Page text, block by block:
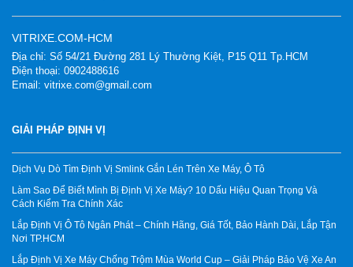
VITRIXE.COM-HCM
Địa chỉ: Số 54/21 Đường 281 Lý Thường Kiệt, P15 Q11 Tp.HCM
Điện thoại: 0902488616
Email: vitrixe.com@gmail.com
GIẢI PHÁP ĐỊNH VỊ
Dịch Vụ Dò Tìm Định Vị Smlink Gắn Lén Trên Xe Máy, Ô Tô
Làm Sao Để Biết Mình Bị Định Vị Xe Máy? 10 Dấu Hiệu Quan Trọng Và
Cách Kiểm Tra Chính Xác
Lắp Định Vị Ô Tô Ngân Phát – Chính Hãng, Giá Tốt, Bảo Hành Dài, Lắp Tận
Nơi TP.HCM
Lắp Định Vị Xe Máy Chống Trộm Mùa World Cup – Giải Pháp Bảo Vệ Xe An